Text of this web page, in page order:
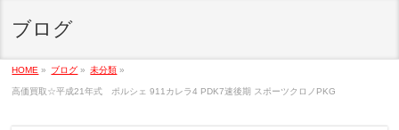
ブログ
HOME » ブログ » 未分類 »
高価買取☆平成21年式 ポルシェ 911カレラ4 PDK7速後期 スポーツクロノPKG